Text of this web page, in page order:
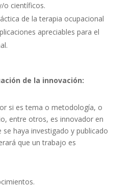
o científicos.
de la terapia ocupacional
apreciables para el
de la innovación:
si es tema o metodología, o
entre otros, es innovador en
haya investigado y publicado
que un trabajo es